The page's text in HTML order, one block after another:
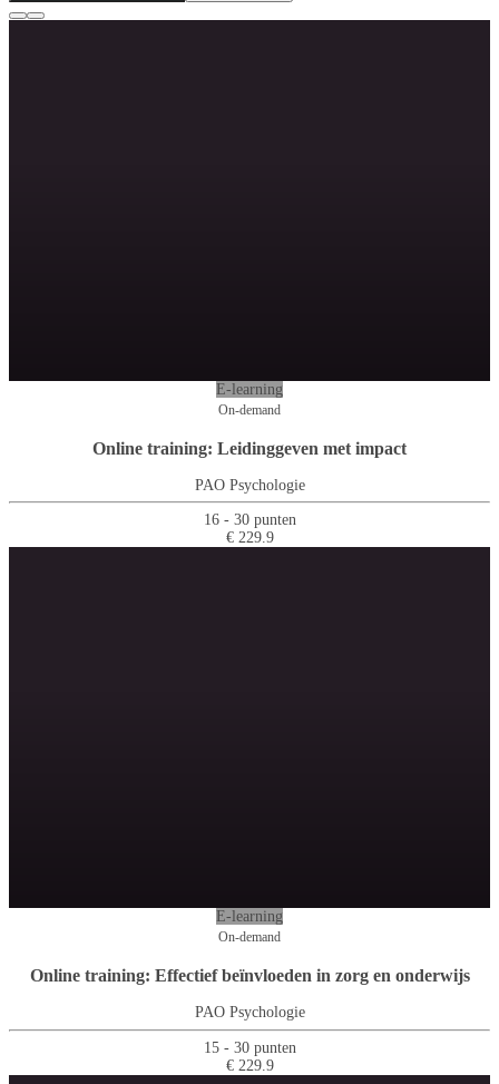
E-learning
On-demand
Online training: Leidinggeven met impact
PAO Psychologie
16 - 30 punten
€ 229.9
E-learning
On-demand
Online training: Effectief beïnvloeden in zorg en onderwijs
PAO Psychologie
15 - 30 punten
€ 229.9